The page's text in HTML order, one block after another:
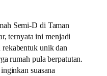
Semi-D di Taman
ternyata ini menjadi
rekabentuk unik dan
rumah pula berpatutan.
suasana